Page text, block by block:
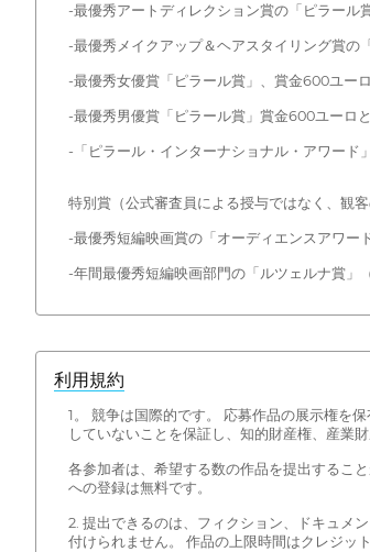
-最優秀アートディレクション賞の「ピラール
-最優秀メイクアップ＆ヘアスタイリング賞の
-最優秀女優賞「ピラール賞」、賞金600ユー
-最優秀男優賞「ピラール賞」賞金600ユーロ
-「ピラール・インターナショナル・アワード
特別賞（公式審査員による授与ではなく、観客
-最優秀短編映画賞の「オーディエンスアワー
-年間最優秀短編映画部門の「ルツェルナ賞」
利用規約
1。 競争は国際的です。 応募作品の展示権を
していないことを保証し、知的財産権、産業
各参加者は、希望する数の作品を提出するこ
への登録は無料です。
2. 提出できるのは、フィクション、ドキュメ
付けられません。 作品の上限時間はクレジッ